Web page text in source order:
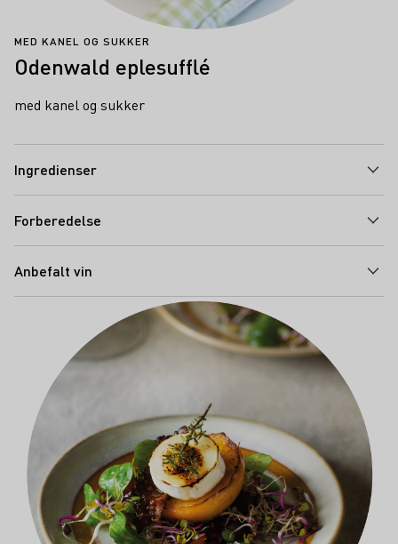
MED KANEL OG SUKKER
Odenwald eplesufflé
med kanel og sukker
Ingredienser
Forberedelse
Anbefalt vin